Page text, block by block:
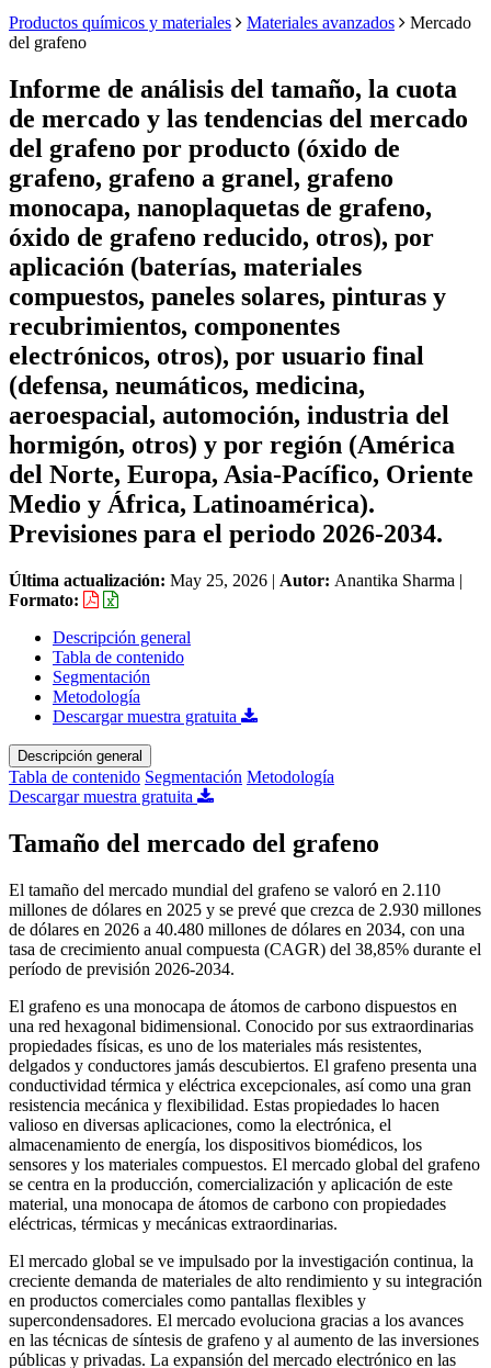
Productos químicos y materiales Materiales avanzados
Mercado
del grafeno
Informe de análisis del tamaño, la cuota
de mercado y las tendencias del mercado
del grafeno por producto (óxido de
grafeno, grafeno a granel, grafeno
monocapa, nanoplaquetas de grafeno,
óxido de grafeno reducido, otros), por
aplicación (baterías, materiales
compuestos, paneles solares, pinturas y
recubrimientos, componentes
electrónicos, otros), por usuario final
(defensa, neumáticos, medicina,
aeroespacial, automoción, industria del
hormigón, otros) y por región (América
del Norte, Europa, Asia-Pacífico, Oriente
Medio y África, Latinoamérica).
Previsiones para el periodo 2026-2034.
Última actualización: May 25, 2026 | Autor: Anantika Sharma |
Formato:
Descripción general
Tabla de contenido
Segmentación
Metodología
Descargar muestra gratuita
Descripción general
Tabla de contenido Segmentación Metodología
Descargar muestra gratuita
Tamaño del mercado del grafeno
El tamaño del mercado mundial del grafeno se valoró en 2.110
millones de dólares en 2025 y se prevé que crezca de 2.930 millones
de dólares en 2026 a 40.480 millones de dólares en 2034, con una
tasa de crecimiento anual compuesta (CAGR) del 38,85% durante el
período de previsión 2026-2034.
El grafeno es una monocapa de átomos de carbono dispuestos en
una red hexagonal bidimensional. Conocido por sus extraordinarias
propiedades físicas, es uno de los materiales más resistentes,
delgados y conductores jamás descubiertos. El grafeno presenta una
conductividad térmica y eléctrica excepcionales, así como una gran
resistencia mecánica y flexibilidad. Estas propiedades lo hacen
valioso en diversas aplicaciones, como la electrónica, el
almacenamiento de energía, los dispositivos biomédicos, los
sensores y los materiales compuestos. El mercado global del grafeno
se centra en la producción, comercialización y aplicación de este
material, una monocapa de átomos de carbono con propiedades
eléctricas, térmicas y mecánicas extraordinarias.
El mercado global se ve impulsado por la investigación continua, la
creciente demanda de materiales de alto rendimiento y su integración
en productos comerciales como pantallas flexibles y
supercondensadores. El mercado evoluciona gracias a los avances
en las técnicas de síntesis de grafeno y al aumento de las inversiones
públicas y privadas. La expansión del mercado electrónico en las